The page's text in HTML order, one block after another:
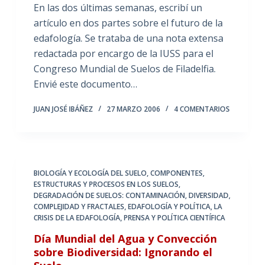
En las dos últimas semanas, escribí un
artículo en dos partes sobre el futuro de la
edafología. Se trataba de una nota extensa
redactada por encargo de la IUSS para el
Congreso Mundial de Suelos de Filadelfia.
Envié este documento…
JUAN JOSÉ IBÁÑEZ 27 MARZO 2006 4 COMENTARIOS
BIOLOGÍA Y ECOLOGÍA DEL SUELO,COMPONENTES,
ESTRUCTURAS Y PROCESOS EN LOS SUELOS,
DEGRADACIÓN DE SUELOS: CONTAMINACIÓN,DIVERSIDAD,
COMPLEJIDAD Y FRACTALES,EDAFOLOGÍA Y POLÍTICA,LA
CRISIS DE LA EDAFOLOGÍA,PRENSA Y POLÍTICA CIENTÍFICA
Día Mundial del Agua y Convección
sobre Biodiversidad: Ignorando el